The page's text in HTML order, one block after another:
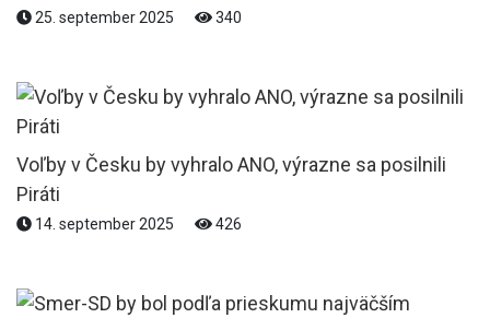
25. september 2025 340
Voľby v Česku by vyhralo ANO, výrazne sa posilnili
Piráti
14. september 2025 426